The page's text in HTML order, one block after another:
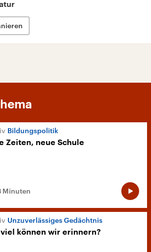
Bildungspolitik
Zeiten, neue Schule
Minuten
Unzuverlässiges Gedächtnis
können wir erinnern?